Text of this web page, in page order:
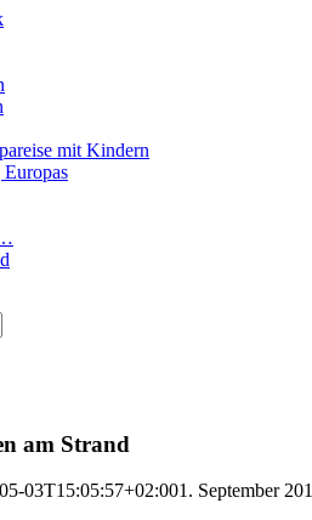
mit Kindern
am Strand
03T15:05:57+02:001. September